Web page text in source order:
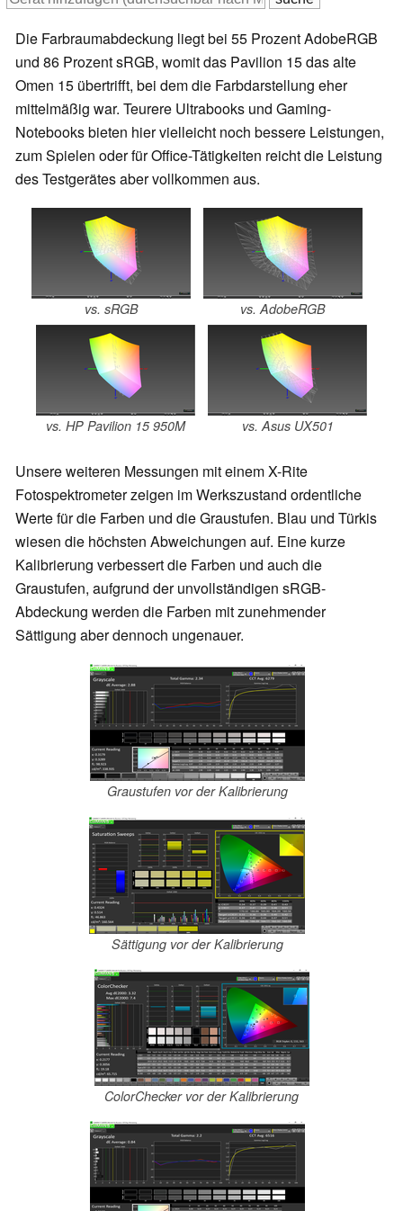
Die Farbraumabdeckung liegt bei 55 Prozent AdobeRGB
und 86 Prozent sRGB, womit das Pavilion 15 das alte
Omen 15 übertrifft, bei dem die Farbdarstellung eher
mittelmäßig war. Teurere Ultrabooks und Gaming-
Notebooks bieten hier vielleicht noch bessere Leistungen,
zum Spielen oder für Office-Tätigkeiten reicht die Leistung
des Testgerätes aber vollkommen aus.
vs. sRGB vs. AdobeRGB
vs. HP Pavilion 15 950M vs. Asus UX501
Unsere weiteren Messungen mit einem X-Rite
Fotospektrometer zeigen im Werkszustand ordentliche
Werte für die Farben und die Graustufen. Blau und Türkis
wiesen die höchsten Abweichungen auf. Eine kurze
Kalibrierung verbessert die Farben und auch die
Graustufen, aufgrund der unvollständigen sRGB-
Abdeckung werden die Farben mit zunehmender
Sättigung aber dennoch ungenauer.
Graustufen vor der Kalibrierung
Sättigung vor der Kalibrierung
ColorChecker vor der Kalibrierung